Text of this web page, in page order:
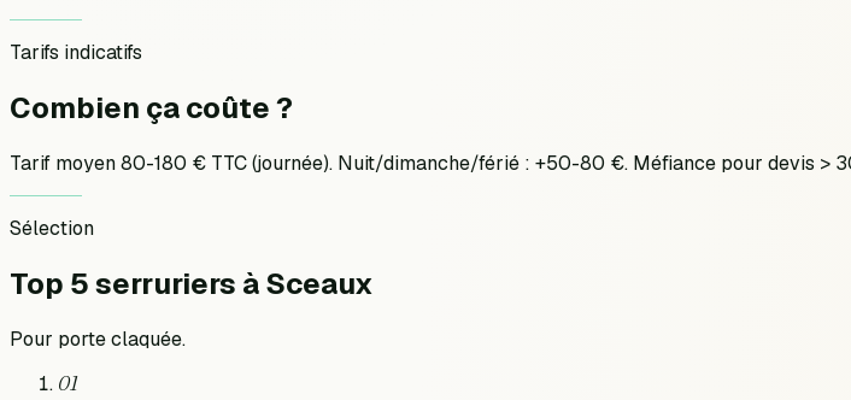
Tarifs indicatifs
Combien çacoûte ?
Tarif moyen 80-180 € TTC (journée). Nuit/dimanche/férié : +50-80 €. Méfiance pour devis
Sélection
Top 5 serruriers àSceaux
Pour porte claquée.
01